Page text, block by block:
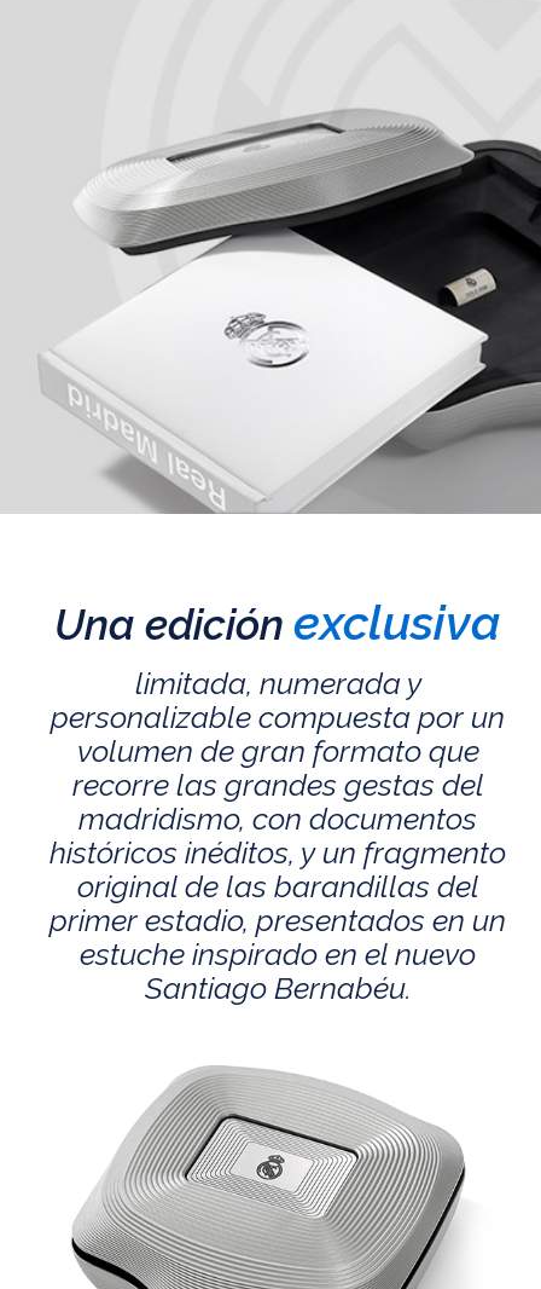
Una edición exclusiva
limitada, numerada y
personalizable compuesta por un
volumen de gran formato que
recorre las grandes gestas del
madridismo, con documentos
históricos inéditos, y un fragmento
original de las barandillas del
primer estadio, presentados en un
estuche inspirado en el nuevo
Santiago Bernabéu.